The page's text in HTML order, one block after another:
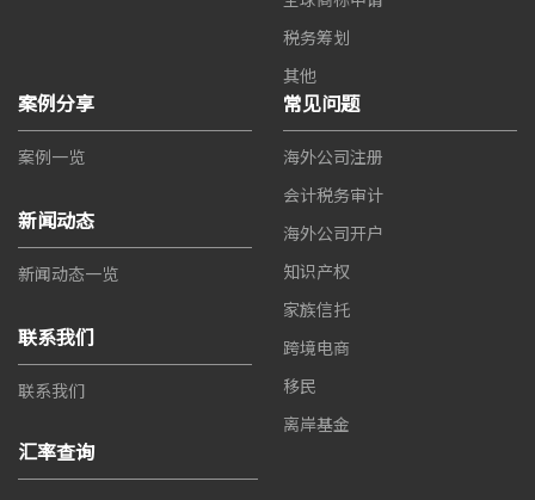
税务筹划
其他
案例分享
案例一览
新闻动态
新闻动态一览
联系我们
联系我们
常见问题
海外公司注册
会计税务审计
海外公司开户
知识产权
家族信托
跨境电商
移民
离岸基金
汇率查询